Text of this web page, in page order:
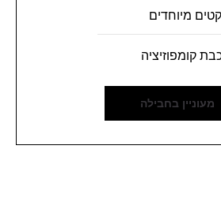
מיוחדים
קומפוזיציה
מעוניין בחבילה